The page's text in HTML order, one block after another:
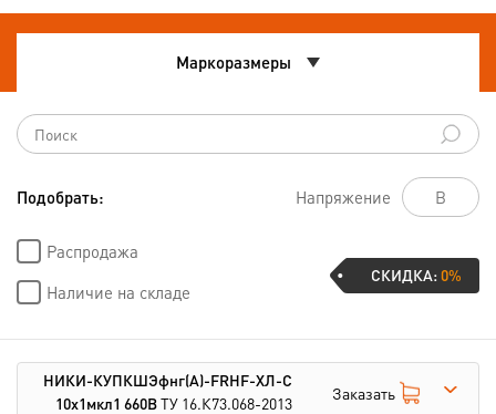
Маркоразмеры
Подобрать: Напряжение
Распродажа
Наличие на складе
СКИДКА:0%
НИКИ-КУПКШЭфнг(А)-FRHF-ХЛ-С
10х1мкл1 660ВТУ 16.К73.068-2013 Заказать